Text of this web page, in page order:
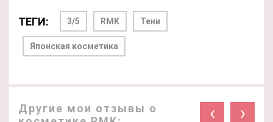
ТЕГИ: 3/5 RMK Тени
Японская косметика
Другие мои отзывы о
‹ ›